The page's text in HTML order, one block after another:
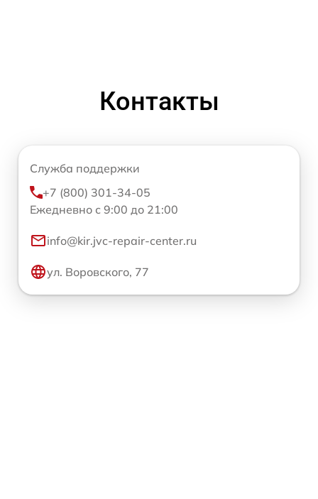
Контакты
Служба поддержки
+7 (800) 301-34-05
Ежедневно с 9:00 до 21:00
info@kir.jvc-repair-center.ru
ул. Воровского, 77